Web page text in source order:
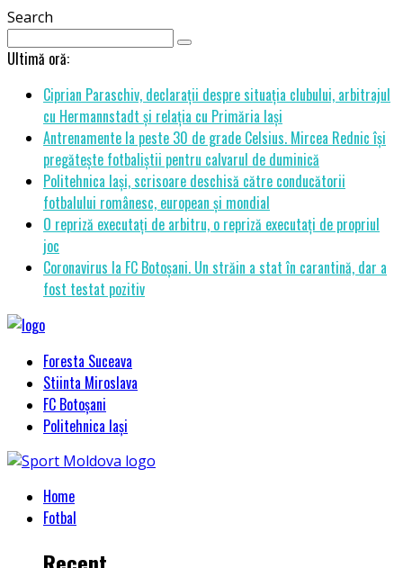
Search
Ultimă oră:
Ciprian Paraschiv, declarații despre situația clubului, arbitrajul
cu Hermannstadt și relația cu Primăria Iași
Antrenamente la peste 30 de grade Celsius. Mircea Rednic își
pregătește fotbaliștii pentru calvarul de duminică
Politehnica Iași, scrisoare deschisă către conducătorii
fotbalului românesc, european și mondial
O repriză executați de arbitru, o repriză executați de propriul
joc
Coronavirus la FC Botoșani. Un străin a stat în carantină, dar a
fost testat pozitiv
Foresta Suceava
Stiinta Miroslava
FC Botoșani
Politehnica Iași
Home
Fotbal